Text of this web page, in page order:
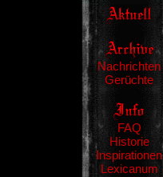
Nachrichten
Gerüchte
FAQ
Historie
Inspirationen
Lexicanum